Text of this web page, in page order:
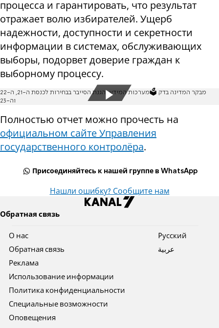
процесса и гарантировать, что результат
отражает волю избирателей. Ущерб
надежности, доступности и секретности
информации в системах, обслуживающих
выборы, подорвет доверие граждан к
выборному процессу.
מבקר המדינה בדק 🗳️מערכות המידע והגנת הסייבר בבחירות לכנסת ה-21, ה-22
וה-23
Полностью отчет можно прочесть на
официальном сайте Управления
государственного контролёра.
Присоединяйтесь к нашей группе в WhatsApp
Нашли ошибку? Сообщите нам
Обратная связь
О нас
Обратная связь
Реклама
Использование информации
Политика конфиденциальности
Специальные возможности
Оповещения
Pусский
عربية